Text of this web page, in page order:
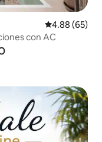
Calificación
4.88 (65)
con AC